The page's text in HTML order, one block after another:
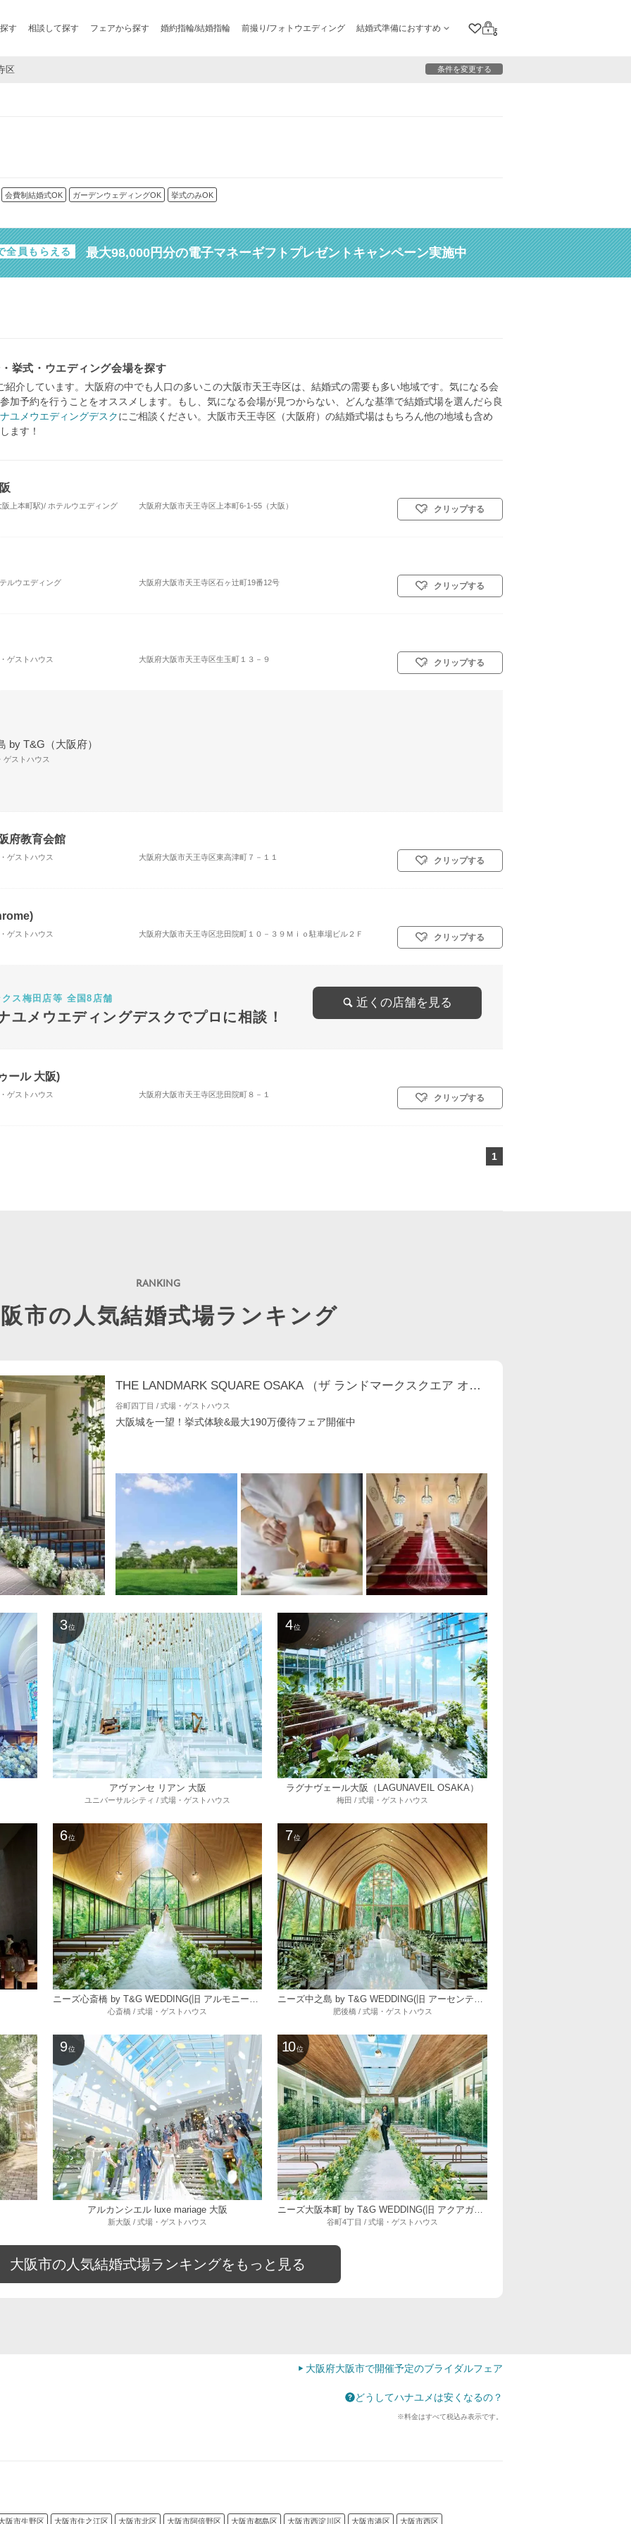
す 相談して探す フェアから探す 婚約指輪/結婚指輪 前撮り/フォトウエディング 結婚式準備におすすめ
クリップリスト
ログイン
区 条件を変更する
会費制結婚式OK ガーデンウェディングOK 挙式のみOK
全員もらえる 最大98,000円分の電子マネーギフトプレゼントキャンペーン実施中
挙式・ウエディング会場を探す
介しています。大阪府の中でも人口の多いこの大阪市天王寺区は、結婚式の需要も多い地域です。気になる会
加予約を行うことをオススメします。もし、気になる会場が見つからない、どんな基準で結婚式場を選んだら良
ユメウエディングデスクにご相談ください。大阪市天王寺区（大阪府）の結婚式場はもちろん他の地域も含め
ます！
上本町駅)/ ホテルウエディング 大阪府大阪市天王寺区上本町6-1-55（大阪） クリップする
ルウエディング 大阪府大阪市天王寺区石ヶ辻町19番12号 クリップする
ゲストハウス 大阪府大阪市天王寺区生玉町１３－９ クリップする
by T&G（大阪府）
ゲストハウス
府教育会館
ゲストハウス 大阪府大阪市天王寺区東高津町７－１１ クリップする
ゲストハウス 大阪府大阪市天王寺区悲田院町１０－３９Ｍｉｏ駐車場ビル２Ｆ クリップする
クス梅田店等 全国8店舗
ユメウエディングデスクでプロに相談！
近くの店舗を見る
ール 大阪)
ゲストハウス 大阪府大阪市天王寺区悲田院町８－１ クリップする
1
市の人気結婚式場ランキング
THE LANDMARK SQUARE OSAKA （ザ ランドマークスクエア オオサカ）
谷町四丁目 / 式場・ゲストハウス
大阪城を一望！挙式体験&最大190万優待フェア開催中
3 位
アヴァンセ リアン 大阪
ユニバーサルシティ / 式場・ゲストハウス
4 位
ラグナヴェール大阪（LAGUNAVEIL OSAKA）
梅田 / 式場・ゲストハウス
6 位
心斎橋 / 式場・ゲストハウス
7 位
肥後橋 / 式場・ゲストハウス
9 位
アルカンシエル luxe mariage 大阪
新大阪 / 式場・ゲストハウス
10 位
ニーズ大阪本町 by T&G WEDDING(旧 アクアガーデンテラス 大阪)
谷町4丁目 / 式場・ゲストハウス
大阪市の人気結婚式場ランキングをもっと見る
大阪府大阪市で開催予定のブライダルフェア
どうしてハナユメは安くなるの？
※料金はすべて税込み表示です。
阪市生野区 大阪市住之江区 大阪市北区 大阪市阿倍野区 大阪市都島区 大阪市西淀川区 大阪市港区 大阪市西区